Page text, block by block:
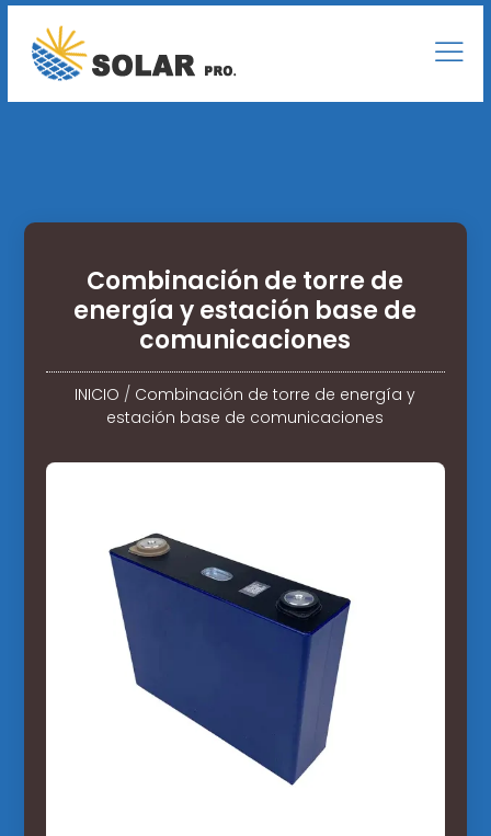
Combinación de torre de
energía y estación base de
comunicaciones
INICIO / Combinación de torre de energía y
estación base de comunicaciones